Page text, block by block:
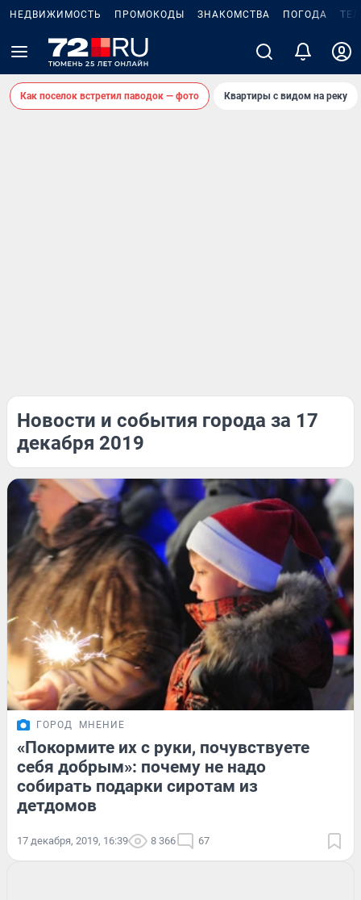
НЕДВИЖИМОСТЬ ПРОМОКОДЫ ЗНАКОМСТВА ПОГОДА
Как поселок встретил паводок — фото Квартиры с видом на реку
Новости и события города за 17
декабря 2019
ГОРОД МНЕНИЕ
«Покормите их с руки, почувствуете
себя добрым»: почему не надо
собирать подарки сиротам из
детдомов
17 декабря, 2019, 16:39 8 366 67